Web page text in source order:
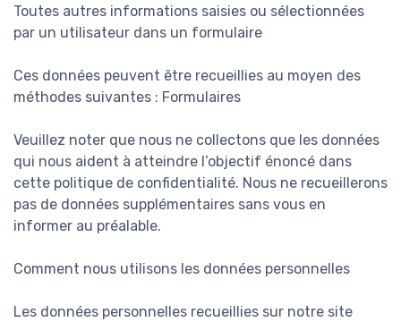
Toutes autres informations saisies ou sélectionnées
par un utilisateur dans un formulaire
Ces données peuvent être recueillies au moyen des
méthodes suivantes : Formulaires
Veuillez noter que nous ne collectons que les données
qui nous aident à atteindre l’objectif énoncé dans
cette politique de confidentialité. Nous ne recueillerons
pas de données supplémentaires sans vous en
informer au préalable.
Comment nous utilisons les données personnelles
Les données personnelles recueillies sur notre site